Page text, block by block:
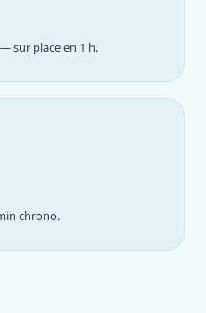
sur place en 1 h.
chrono.